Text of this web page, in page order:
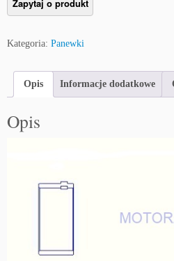
Kategoria: Panewki
Opis Informacje dodatkowe
Opis